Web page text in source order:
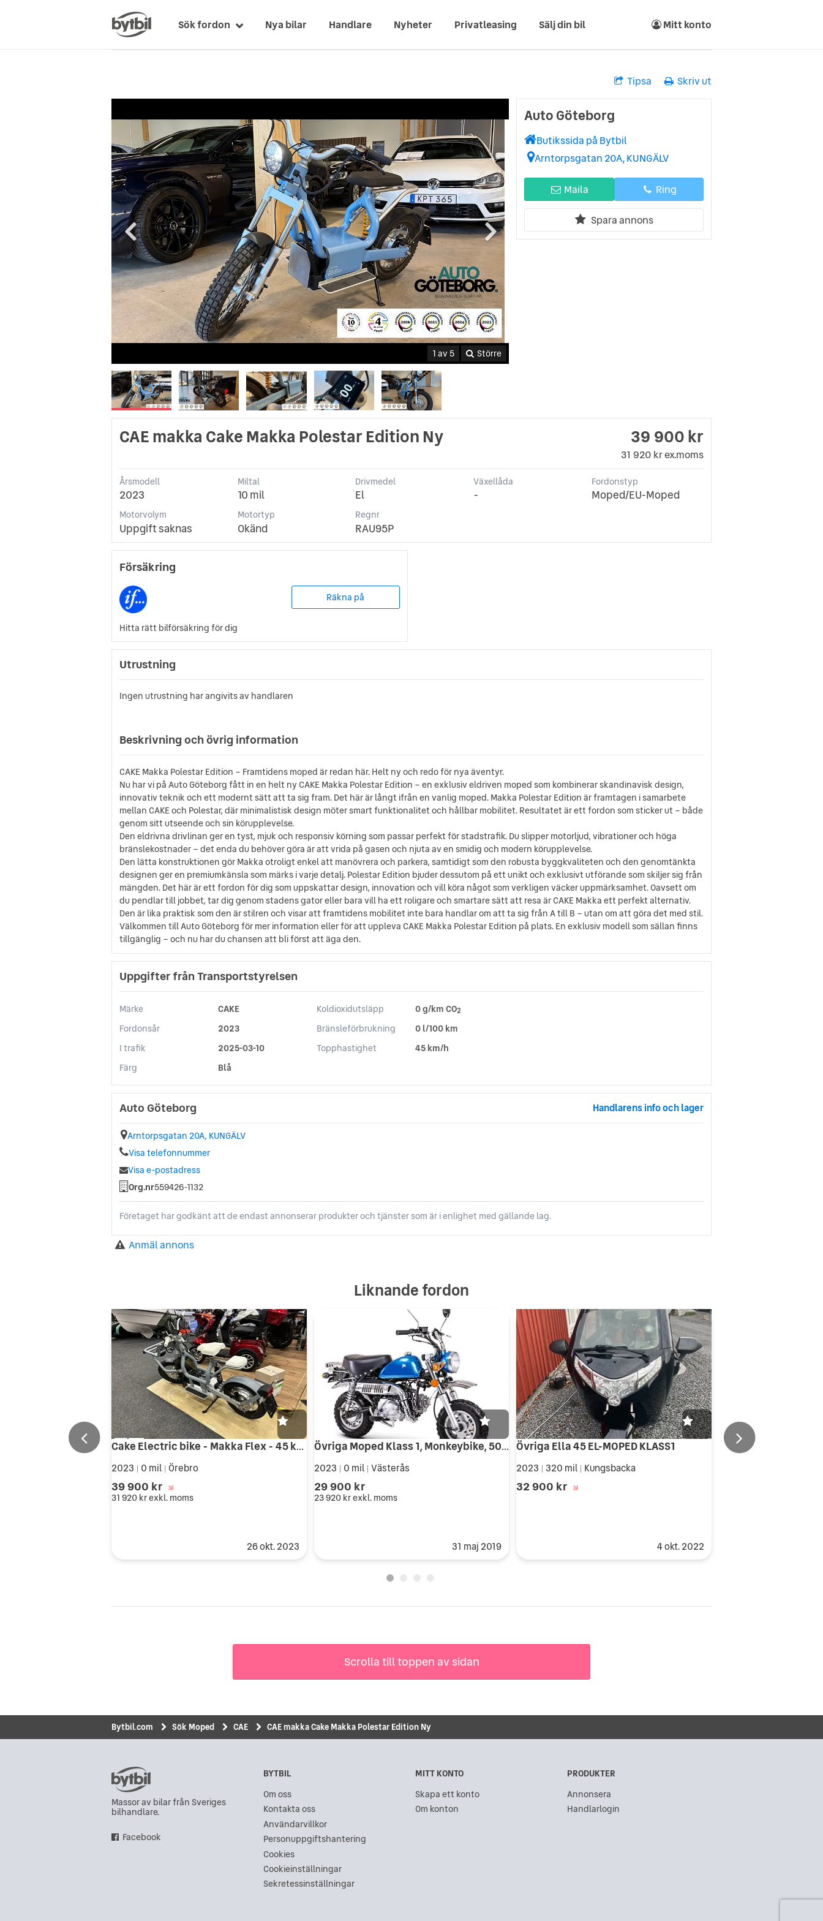
Sök fordon Nya bilar Handlare Nyheter Privatleasing Sälj din bil Mitt konto
Tipsa Skriv ut
1 av 5 Större
Auto Göteborg
Butikssida på Bytbil
Arntorpsgatan 20A, KUNGÄLV
Maila Ring
Spara annons
CAE makka Cake Makka Polestar Edition Ny 39 900 kr
31 920 kr ex.moms
Årsmodell
2023
Miltal
10 mil
Drivmedel
El
Växellåda
-
Fordonstyp
Moped/EU-Moped
Motorvolym
Uppgift saknas
Motortyp
Okänd
Regnr
RAU95P
Försäkring
Räkna på
Hitta rätt bilförsäkring för dig
Utrustning
Ingen utrustning har angivits av handlaren
Beskrivning och övrig information
CAKE Makka Polestar Edition – Framtidens moped är redan här. Helt ny och redo för nya äventyr.
Nu har vi på Auto Göteborg fått in en helt ny CAKE Makka Polestar Edition – en exklusiv eldriven moped som kombinerar skandinavisk design,
innovativ teknik och ett modernt sätt att ta sig fram. Det här är långt ifrån en vanlig moped. Makka Polestar Edition är framtagen i samarbete
mellan CAKE och Polestar, där minimalistisk design möter smart funktionalitet och hållbar mobilitet. Resultatet är ett fordon som sticker ut – både
genom sitt utseende och sin körupplevelse.
Den eldrivna drivlinan ger en tyst, mjuk och responsiv körning som passar perfekt för stadstrafik. Du slipper motorljud, vibrationer och höga
bränslekostnader – det enda du behöver göra är att vrida på gasen och njuta av en smidig och modern körupplevelse.
Den lätta konstruktionen gör Makka otroligt enkel att manövrera och parkera, samtidigt som den robusta byggkvaliteten och den genomtänkta
designen ger en premiumkänsla som märks i varje detalj. Polestar Edition bjuder dessutom på ett unikt och exklusivt utförande som skiljer sig från
mängden. Det här är ett fordon för dig som uppskattar design, innovation och vill köra något som verkligen väcker uppmärksamhet. Oavsett om
du pendlar till jobbet, tar dig genom stadens gator eller bara vill ha ett roligare och smartare sätt att resa är CAKE Makka ett perfekt alternativ.
Den är lika praktisk som den är stilren och visar att framtidens mobilitet inte bara handlar om att ta sig från A till B – utan om att göra det med stil.
Välkommen till Auto Göteborg för mer information eller för att uppleva CAKE Makka Polestar Edition på plats. En exklusiv modell som sällan finns
tillgänglig – och nu har du chansen att bli först att äga den.
Uppgifter från Transportstyrelsen
Märke
CAKE
Fordonsår
2023
I trafik
2025-03-10
Färg
Blå
Koldioxidutsläpp 0 g/km CO2
Bränsleförbrukning
0 l/100 km
Topphastighet
45 km/h
Auto Göteborg Handlarens info och lager
Arntorpsgatan 20A, KUNGÄLV
Visa telefonnummer
Visa e-postadress
Org.nr559426-1132
Företaget har godkänt att de endast annonserar produkter och tjänster som är i enlighet med gällande lag.
Anmäl annons
Liknande fordon
Cake Electric bike - Makka Flex - 45 km/h - Grå
2023 0 mil Örebro
39 900 kr
31 920 krexkl. moms
26 okt. 2023
Övriga Moped Klass 1, Monkeybike, 50cc, blå
2023 | 0 mil | Västerås
29 900 kr
23 920 krexkl. moms
31 maj 2019
Övriga Ella 45 EL-MOPED KLASS1
2023 320 mil Kungsbacka
32 900 kr
4 okt. 2022
Scrolla till toppen av sidan
Bytbil.com Sök Moped CAE CAE makka Cake Makka Polestar Edition Ny
Massor av bilar från Sveriges
bilhandlare.
Facebook
BYTBIL
Om oss
Kontakta oss
Användarvillkor
Personuppgiftshantering
Cookies
Cookieinställningar
Sekretessinställningar
MITT KONTO
Skapa ett konto
Om konton
PRODUKTER
Annonsera
Handlarlogin